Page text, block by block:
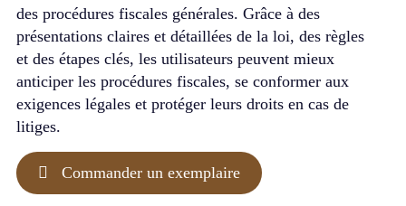
des procédures fiscales générales. Grâce à des
présentations claires et détaillées de la loi, des règles
et des étapes clés, les utilisateurs peuvent mieux
anticiper les procédures fiscales, se conformer aux
exigences légales et protéger leurs droits en cas de
litiges.
Commander un exemplaire